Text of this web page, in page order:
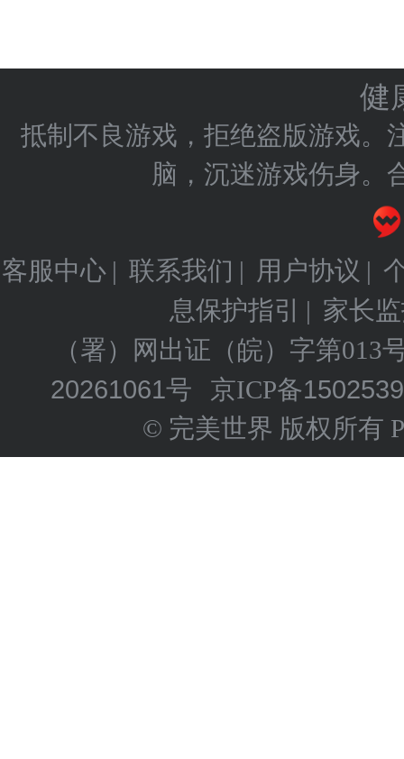
健
抵制不良游戏，拒绝盗版游戏。
脑，沉迷游戏伤身。
客服中心 | 联系我们 | 用户协议 |
息保护指引 | 家长
（署）网出证（皖）字第013
20261061号 京ICP备
© 完美世界 版权所有